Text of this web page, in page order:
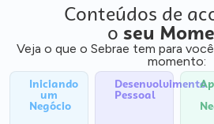
Conteúdos de
o seu
Veja o que o Sebrae tem para
momento:
Iniciando
um
Negócio
Desenvolvimento
Pessoal